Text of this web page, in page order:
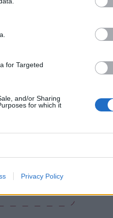
for Targeted
and/or Sharing
for which it
Privacy Policy
numerose
Seveso e il 14
agosto
del nostro
in modo